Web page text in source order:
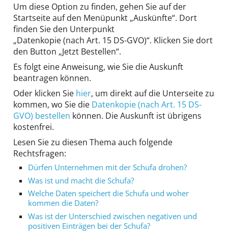
Um diese Option zu finden, gehen Sie auf der
Startseite auf den Menüpunkt „Auskünfte“. Dort
finden Sie den Unterpunkt
„Datenkopie (nach Art. 15 DS-GVO)“. Klicken Sie dort
den Button „Jetzt Bestellen“.
Es folgt eine Anweisung, wie Sie die Auskunft
beantragen können.
Oder klicken Sie hier, um direkt auf die Unterseite zu
kommen, wo Sie die Datenkopie (nach Art. 15 DS-
GVO) bestellen können. Die Auskunft ist übrigens
kostenfrei.
Lesen Sie zu diesen Thema auch folgende
Rechtsfragen:
Dürfen Unternehmen mit der Schufa drohen?
Was ist und macht die Schufa?
Welche Daten speichert die Schufa und woher
kommen die Daten?
Was ist der Unterschied zwischen negativen und
positiven Einträgen bei der Schufa?